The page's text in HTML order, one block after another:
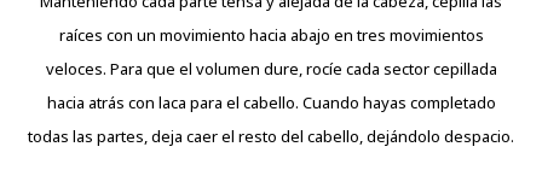
raíces con un movimiento hacia abajo en tres movimientos
veloces. Para que el volumen dure, rocíe cada sector cepillada
hacia atrás con laca para el cabello. Cuando hayas completado
todas las partes, deja caer el resto del cabello, dejándolo despacio.